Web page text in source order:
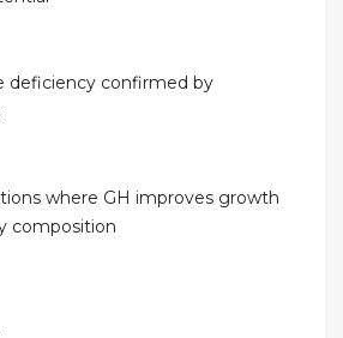
deficiency confirmed by
where GH improves growth
composition